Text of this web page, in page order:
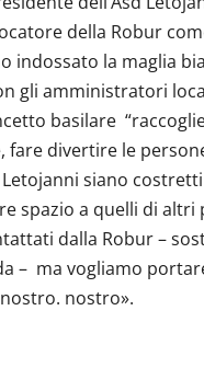
della Robur
indossato la maglia
gli amministratori
basilare
fare divertire le
siano
spazio a quelli di altri
dalla Robur –
– ma vogliamo
nostro».